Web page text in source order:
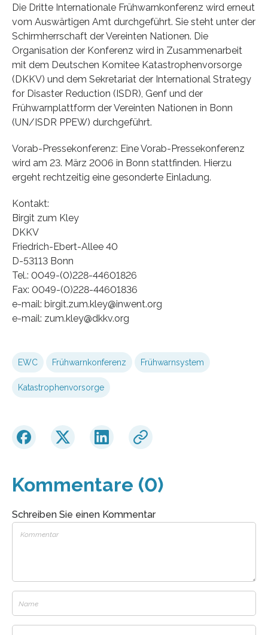
Die Dritte Internationale Frühwarnkonferenz wird erneut
vom Auswärtigen Amt durchgeführt. Sie steht unter der
Schirmherrschaft der Vereinten Nationen. Die
Organisation der Konferenz wird in Zusammenarbeit
mit dem Deutschen Komitee Katastrophenvorsorge
(DKKV) und dem Sekretariat der International Strategy
for Disaster Reduction (ISDR), Genf und der
Frühwarnplattform der Vereinten Nationen in Bonn
(UN/ISDR PPEW) durchgeführt.
Vorab-Pressekonferenz: Eine Vorab-Pressekonferenz
wird am 23. März 2006 in Bonn stattfinden. Hierzu
ergeht rechtzeitig eine gesonderte Einladung.
Kontakt:
Birgit zum Kley
DKKV
Friedrich-Ebert-Allee 40
D-53113 Bonn
Tel.: 0049-(0)228-44601826
Fax: 0049-(0)228-44601836
e-mail: birgit.zum.kley@inwent.org
e-mail: zum.kley@dkkv.org
EWC Frühwarnkonferenz Frühwarnsystem
Katastrophenvorsorge
Kommentare (0)
Schreiben Sie einen Kommentar